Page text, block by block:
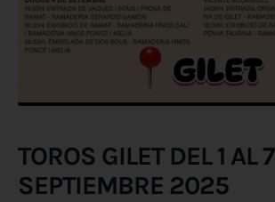
TOROS GILET DEL 1 AL 7
SEPTIEMBRE 2025